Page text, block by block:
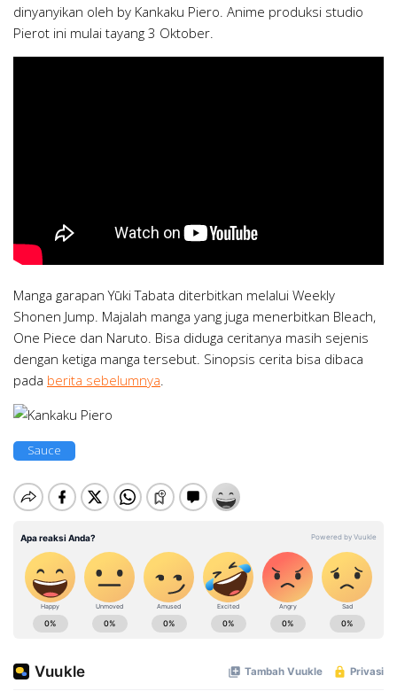
dinyanyikan oleh by Kankaku Piero. Anime produksi studio
Pierot ini mulai tayang 3 Oktober.
Manga garapan Yūki Tabata diterbitkan melalui Weekly
Shonen Jump. Majalah manga yang juga menerbitkan Bleach,
One Piece dan Naruto. Bisa diduga ceritanya masih sejenis
dengan ketiga manga tersebut. Sinopsis cerita bisa dibaca
pada berita sebelumnya.
Sauce